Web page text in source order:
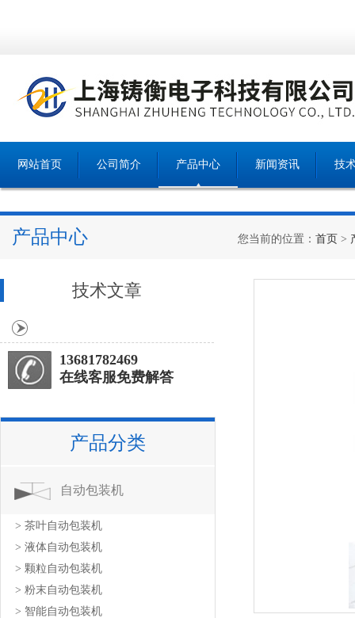
网站首页 公司简介 产品中心 新闻资讯 技
产品中心 您当前的位置： 首页 >
技术文章
13681782469
在线客服免费解答
产品分类
自动包装机
> 茶叶自动包装机
> 液体自动包装机
> 颗粒自动包装机
> 粉末自动包装机
> 智能自动包装机